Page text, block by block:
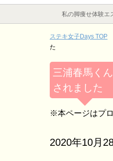
私の脚痩せ体験エ
ステキ女子Days TOP
た
三浦春馬く
されました
※本ページはプ
2020年10月